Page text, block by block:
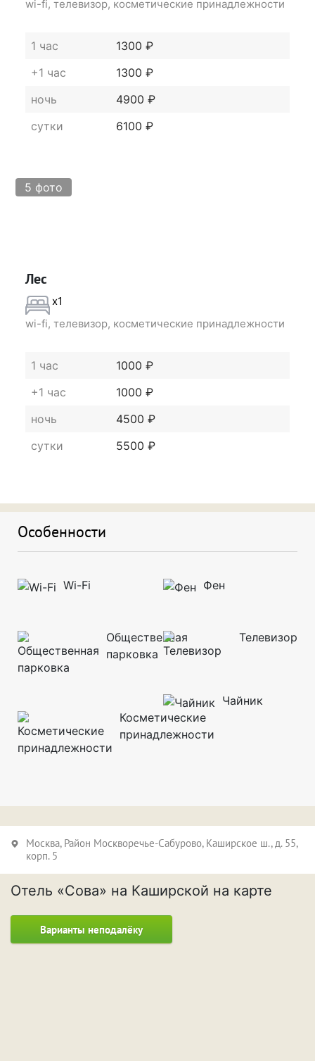
wi-fi, телевизор, косметические принадлежности
1 час
1300 ₽
+1 час
1300 ₽
ночь
4900 ₽
сутки
6100 ₽
5 фото
Лес
x1
wi-fi, телевизор, косметические принадлежности
1 час
1000 ₽
+1 час
1000 ₽
ночь
4500 ₽
сутки
5500 ₽
Особенности
Wi-Fi
Общественная
парковка
Косметические
принадлежности
Фен
Телевизор
Чайник
Москва, Район Москворечье-Сабурово, Каширское ш., д. 55,
корп. 5
Отель «Сова» на Каширской на карте
Варианты неподалёку